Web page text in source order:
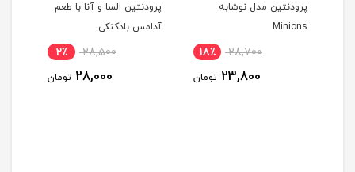
پرودنتین مدل نوشابه
Minions
28,700 18٪
23,800 تومان
پرودنتین السا و آنا با طعم
آدامس بادکنکی
28,500 2٪
28,000 تومان